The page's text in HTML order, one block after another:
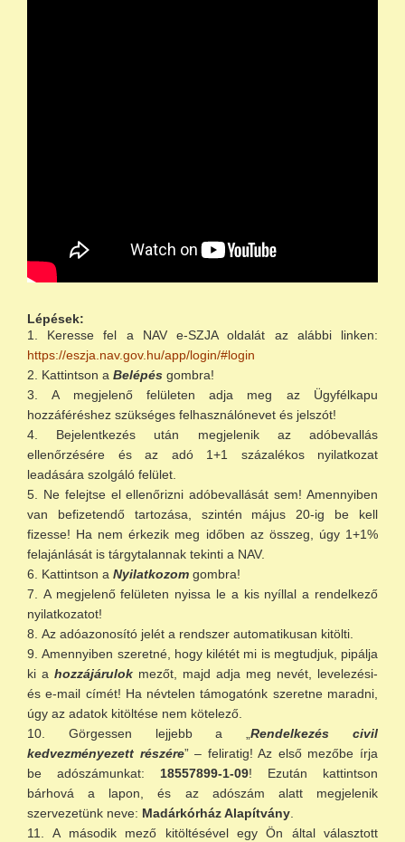
Lépések:
Keresse fel a NAV e-SZJA oldalát az alábbi linken:
https://eszja.nav.gov.hu/app/login/#login
Kattintson a Belépés gombra!
A megjelenő felületen adja meg az Ügyfélkapu
hozzáféréshez szükséges felhasználónevet és jelszót!
Bejelentkezés után megjelenik az adóbevallás
ellenőrzésére és az adó 1+1 százalékos nyilatkozat
leadására szolgáló felület.
Ne felejtse el ellenőrizni adóbevallását sem! Amennyiben
van befizetendő tartozása, szintén május 20-ig be kell
fizesse! Ha nem érkezik meg időben az összeg, úgy 1+1%
felajánlását is tárgytalannak tekinti a NAV.
Kattintson a Nyilatkozom gombra!
A megjelenő felületen nyissa le a kis nyíllal a rendelkező
nyilatkozatot!
Az adóazonosító jelét a rendszer automatikusan kitölti.
Amennyiben szeretné, hogy kilétét mi is megtudjuk, pipálja
ki a hozzájárulok mezőt, majd adja meg nevét, levelezési-
és e-mail címét! Ha névtelen támogatónk szeretne maradni,
úgy az adatok kitöltése nem kötelező.
Görgessen lejjebb a „Rendelkezés civil
kedvezményezett részére” – feliratig! Az első mezőbe írja
be adószámunkat: 18557899-1-09! Ezután kattintson
bárhová a lapon, és az adószám alatt megjelenik
szervezetünk neve: Madárkórház Alapítvány.
A második mező kitöltésével egy Ön által választott